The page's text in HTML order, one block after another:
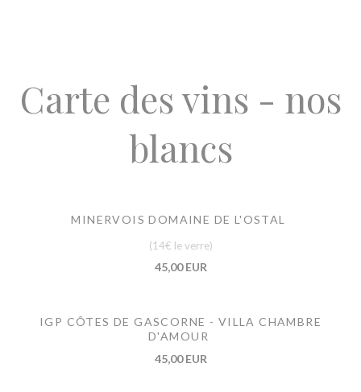
Carte des vins - nos
blancs
MINERVOIS DOMAINE DE L'OSTAL
(14€ le verre)
45,00 EUR
IGP CÔTES DE GASCORNE - VILLA CHAMBRE
D'AMOUR
45,00 EUR